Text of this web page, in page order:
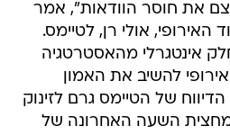
את חוסר הוודאות", אמר
אולי רן, לטיימס.
אינטגרלי מהאסטרטגיה
להשיב את האמון
של הטיימס גרם לזינוק
השעה האחרונה של